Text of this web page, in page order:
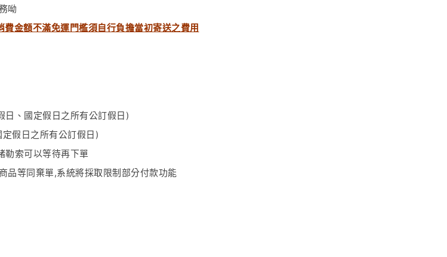
呦
金額不滿免運門檻須自行負擔當初寄送之費用
日、國定假日之所有公訂假日)
假日之所有公訂假日)
勒索可以等待再下單
品等同棄單,系統將採取限制部分付款功能